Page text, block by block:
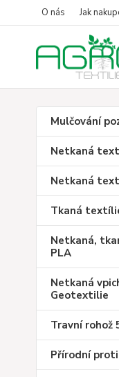
O nás Jak
Mulčování
Netkaná
Netkaná
Tkaná
Netkaná,
PLA
Netkaná
Geotextilie
Travní rohož
Přírodní